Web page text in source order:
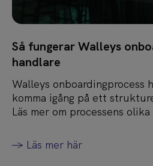
Så fungerar Walleys
handlare
Walleys onboardingprocess
komma igång på ett
Läs mer om processens olika
-> Läs mer här